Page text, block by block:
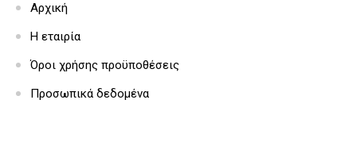
Αρχική
Η εταιρία
Όροι χρήσης προϋποθέσεις
Προσωπικά δεδομένα